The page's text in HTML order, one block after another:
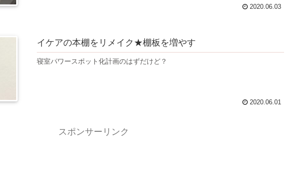
2020.06.03
イケアの本棚をリメイク★棚板を増やす
寝室パワースポット化計画のはずだけど？
2020.06.01
スポンサーリンク